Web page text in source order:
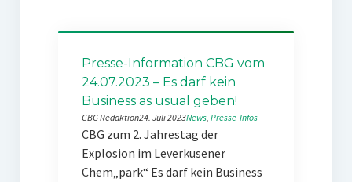
Presse-Information CBG vom
24.07.2023 – Es darf kein
Business as usual geben!
CBG Redaktion24. Juli 2023News, Presse-Infos
CBG zum 2. Jahrestag der
Explosion im Leverkusener
Chem„park“ Es darf kein Business